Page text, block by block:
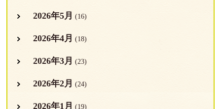
2026年5月 (16)
2026年4月 (18)
2026年3月 (23)
2026年2月 (24)
2026年1月 (19)